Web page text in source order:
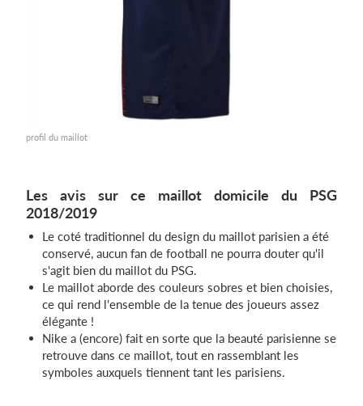
profil du maillot
Les avis sur ce maillot domicile du PSG
2018/2019
Le coté traditionnel du design du maillot parisien a été
conservé, aucun fan de football ne pourra douter qu'il
s'agit bien du maillot du PSG.
Le maillot aborde des couleurs sobres et bien choisies,
ce qui rend l'ensemble de la tenue des joueurs assez
élégante !
Nike a (encore) fait en sorte que la beauté parisienne se
retrouve dans ce maillot, tout en rassemblant les
symboles auxquels tiennent tant les parisiens.